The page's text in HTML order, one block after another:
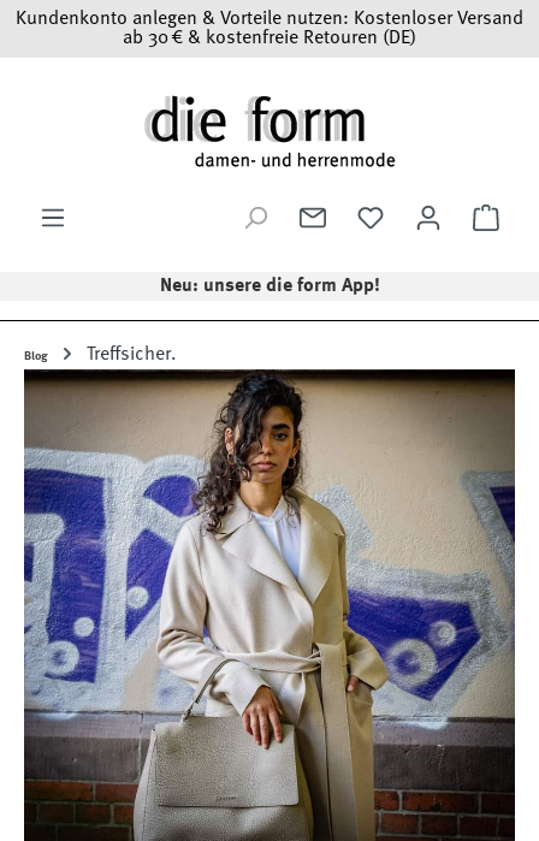
Zum Hauptinhalt springen
Kundenkonto anlegen & Vorteile nutzen: Kostenloser Versand
ab 30 € & kostenfreie Retouren (DE)
Neu: unsere die form App!
Blog Treffsicher.